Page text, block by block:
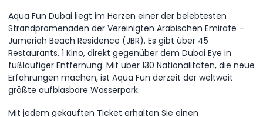
Aqua Fun Dubai liegt im Herzen einer der belebtesten
Strandpromenaden der Vereinigten Arabischen Emirate –
Jumeriah Beach Residence (JBR). Es gibt über 45
Restaurants, 1 Kino, direkt gegenüber dem Dubai Eye in
fußläufiger Entfernung. Mit über 130 Nationalitäten, die neue
Erfahrungen machen, ist Aqua Fun derzeit der weltweit
größte aufblasbare Wasserpark.
Mit jedem gekauften Ticket erhalten Sie einen